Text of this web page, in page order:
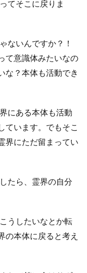
てそこに戻りま
ないんですか？！
て意識体みたいなの
な？本体も活動でき
にある本体も活動
ています。でもそこ
界にただ留まってい
たら、霊界の自分
うしたいなとか転
の本体に戻ると考え